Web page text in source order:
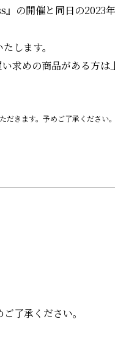
の開催と同日の2023
します。
求めの商品がある方は
きます。予めご了承ください。
了承ください。